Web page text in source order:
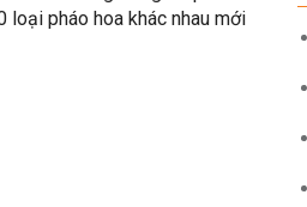
loại pháo hoa khác nhau mới